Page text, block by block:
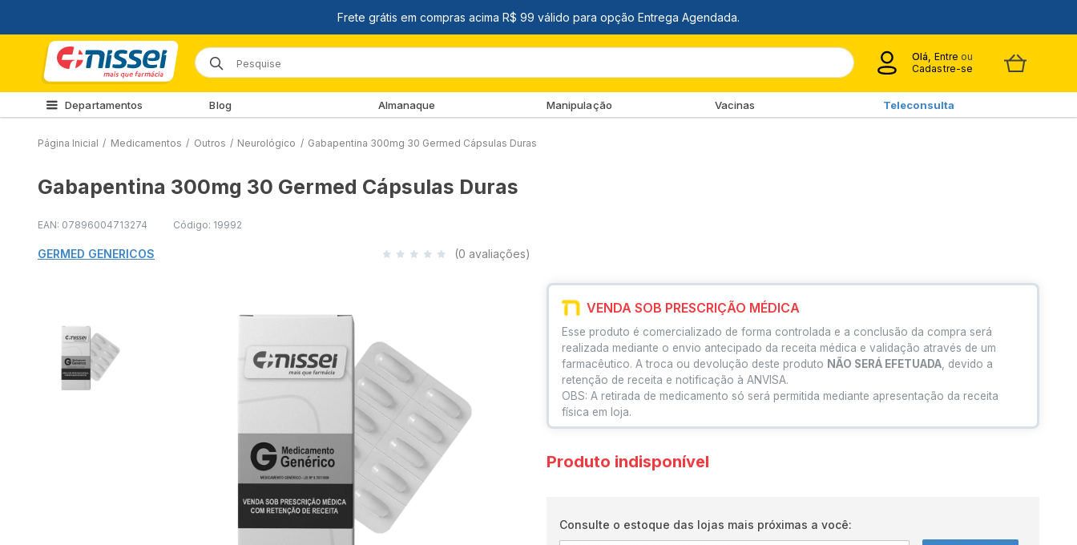
Olá, Entre ou
Cadastre-se
Departamentos Blog Almanaque Manipulação Vacinas Teleconsulta
Página Inicial / Medicamentos / Outros / Neurológico / Gabapentina 300mg 30 Germed Cápsulas Duras
Gabapentina 300mg 30 Germed Cápsulas Duras
EAN: 07896004713274 Código: 19992
GERMED GENERICOS (0 avaliações)
VENDA SOB PRESCRIÇÃO MÉDICA
Esse produto é comercializado de forma controlada e a conclusão da compra será
realizada mediante o envio antecipado da receita médica e validação através de um
farmacêutico. A troca ou devolução deste produto NÃO SERÁ EFETUADA , devido a
retenção de receita e notificação à ANVISA.
OBS: A retirada de medicamento só será permitida mediante apresentação da receita
física em loja.
Produto indisponível
Consulte o estoque das lojas mais próximas a você: